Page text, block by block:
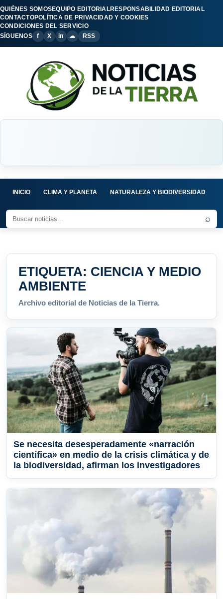
QUIÉNES SOMOSEQUIPO EDITORIALRESPONSABILIDAD EDITORIAL
CONTACTOPOLÍTICA DE PRIVACIDAD Y COOKIES
CONDICIONES DEL SERVICIO
SÍGUENOS
f X in ☁ RSS
INICIO CLIMA Y PLANETA NATURALEZA Y BIODIVERSIDAD
⌕
ETIQUETA: CIENCIA Y MEDIO
AMBIENTE
Archivo editorial de Noticias de la Tierra.
Se necesita desesperadamente «narración
científica» en medio de la crisis climática y de
la biodiversidad, afirman los investigadores